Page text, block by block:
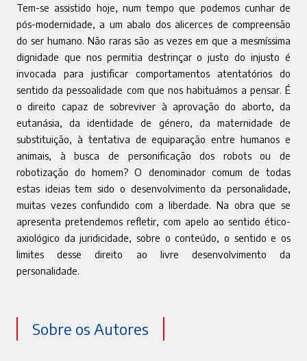
Tem-se assistido hoje, num tempo que podemos cunhar de
pós-modernidade, a um abalo dos alicerces de compreensão
do ser humano. Não raras são as vezes em que a mesmíssima
dignidade que nos permitia destrinçar o justo do injusto é
invocada para justificar comportamentos atentatórios do
sentido da pessoalidade com que nos habituámos a pensar. É
o direito capaz de sobreviver à aprovação do aborto, da
eutanásia, da identidade de género, da maternidade de
substituição, à tentativa de equiparação entre humanos e
animais, à busca de personificação dos robots ou de
robotização do homem? O denominador comum de todas
estas ideias tem sido o desenvolvimento da personalidade,
muitas vezes confundido com a liberdade. Na obra que se
apresenta pretendemos refletir, com apelo ao sentido ético-
axiológico da juridicidade, sobre o conteúdo, o sentido e os
limites desse direito ao livre desenvolvimento da
personalidade.
Sobre os Autores